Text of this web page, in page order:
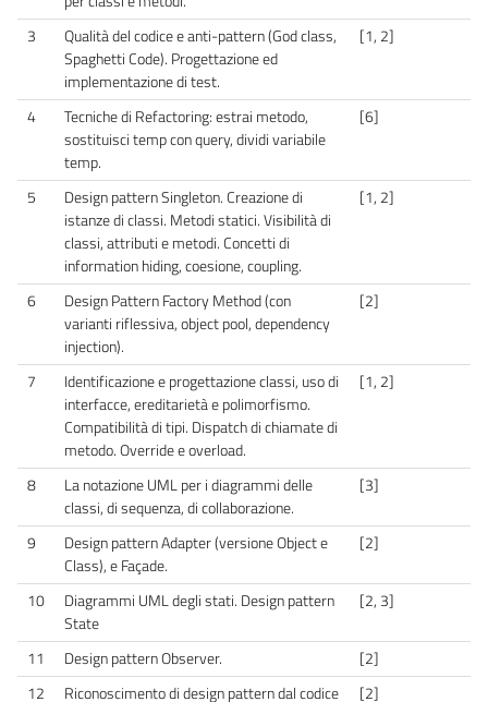
3
Qualità del codice e anti-pattern (God class,
Spaghetti Code). Progettazione ed
implementazione di test.
[1, 2]
4
Tecniche di Refactoring: estrai metodo,
sostituisci temp con query, dividi variabile
temp.
[6]
5
Design pattern Singleton. Creazione di
istanze di classi. Metodi statici. Visibilità di
classi, attributi e metodi. Concetti di
information hiding, coesione, coupling.
[1, 2]
6
Design Pattern Factory Method (con
varianti riflessiva, object pool, dependency
injection).
[2]
7
Identificazione e progettazione classi, uso di
interfacce, ereditarietà e polimorfismo.
Compatibilità di tipi. Dispatch di chiamate di
metodo. Override e overload.
[1, 2]
8
La notazione UML per i diagrammi delle
classi, di sequenza, di collaborazione.
[3]
9
Design pattern Adapter (versione Object e
Class), e Façade.
[2]
10
Diagrammi UML degli stati. Design pattern
State
[2, 3]
11 Design pattern Observer.
[2]
12
Riconoscimento di design pattern dal codice
[2]